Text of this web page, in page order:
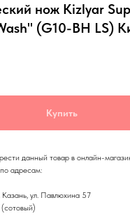
нож Kizlyar
(G10-BH LS)
Купить
данный товар в онлайн-
адресам:
ул. Павлюхина 57